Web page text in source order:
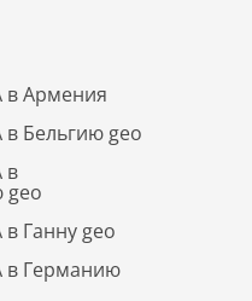
в Армения
Бельгию geo
в
geo
Ганну geo
в Германию